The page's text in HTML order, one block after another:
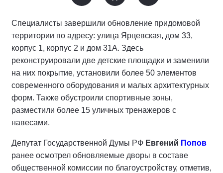
Специалисты завершили обновление придомовой
территории по адресу: улица Ярцевская, дом 33,
корпус 1, корпус 2 и дом 31А. Здесь
реконструировали две детские площадки и заменили
на них покрытие, установили более 50 элементов
современного оборудования и малых архитектурных
форм. Также обустроили спортивные зоны,
разместили более 15 уличных тренажеров с
навесами.
Депутат Государственной Думы РФ Евгений Попов
ранее осмотрел обновляемые дворы в составе
общественной комиссии по благоустройству, отметив,